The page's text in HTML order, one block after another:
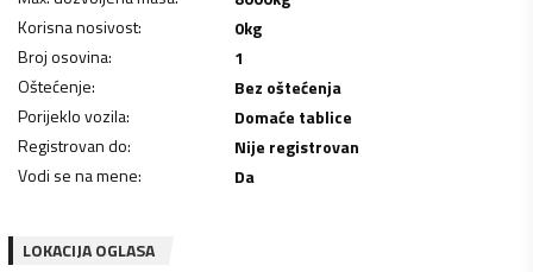
Korisna nosivost: 0kg
Broj osovina:
1
Oštećenje:
Bez oštećenja
Porijeklo vozila:
Domaće tablice
Registrovan do:
Nije registrovan
Vodi se na mene: Da
LOKACIJA OGLASA